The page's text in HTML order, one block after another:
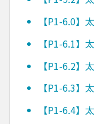
【P1-6.0】
【P1-6.1】
【P1-6.2】
【P1-6.3】
【P1-6.4】